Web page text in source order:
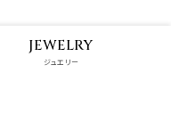
JEWELRY
ジュエリー